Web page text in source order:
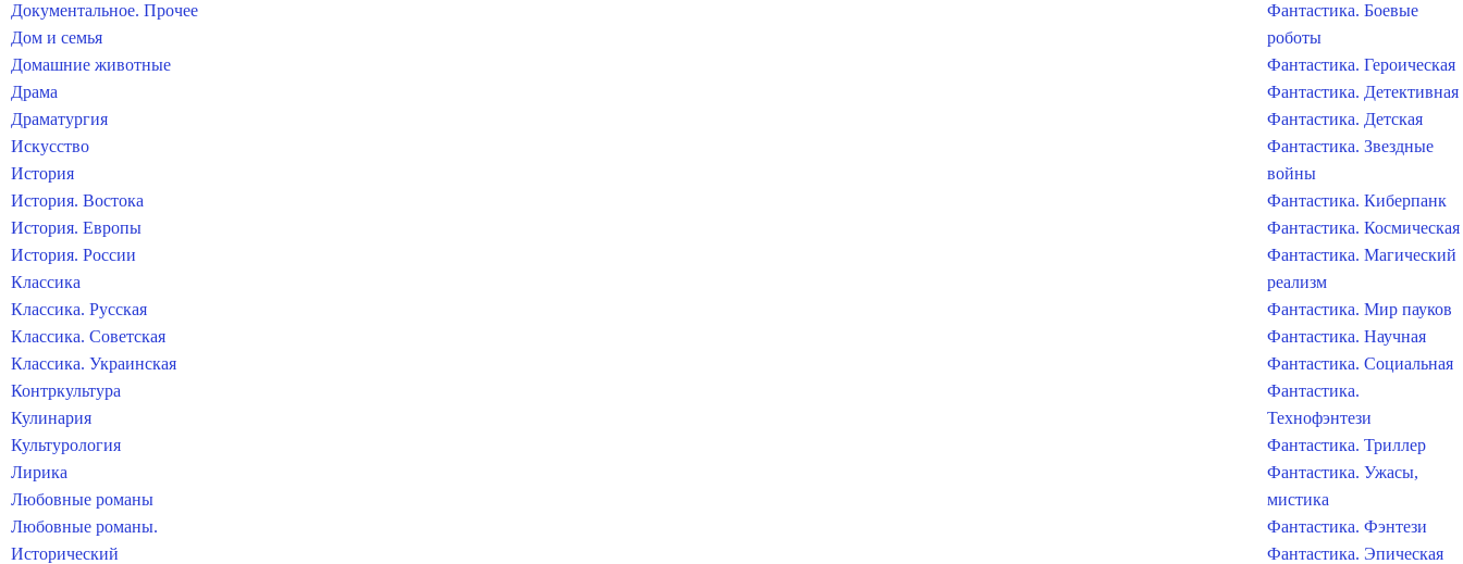
Документальное. Прочее
Дом и семья
Домашние животные
Драма
Драматургия
Искусство
История
История. Востока
История. Европы
История. России
Классика
Классика. Русская
Классика. Советская
Классика. Украинская
Контркультура
Кулинария
Культурология
Лирика
Любовные романы
Любовные романы.
Исторический
Фантастика. Боевые
роботы
Фантастика. Героическая
Фантастика. Детективная
Фантастика. Детская
Фантастика. Звездные
войны
Фантастика. Киберпанк
Фантастика. Космическая
Фантастика. Магический
реализм
Фантастика. Мир пауков
Фантастика. Научная
Фантастика. Социальная
Фантастика.
Технофэнтези
Фантастика. Триллер
Фантастика. Ужасы,
мистика
Фантастика. Фэнтези
Фантастика. Эпическая